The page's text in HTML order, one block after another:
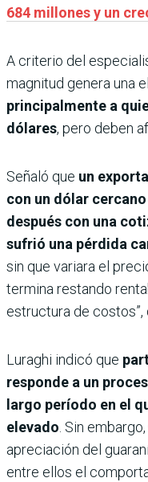
684 millones y un
A criterio del
magnitud genera una
principalmente a
dólares, pero deben
Señaló que un
con un dólar
después con una
sufrió una pérdida
sin que variara el
termina restando
estructura de costos”,
Luraghi indicó que
responde a un
largo período en el
elevado. Sin
apreciación del
entre ellos el